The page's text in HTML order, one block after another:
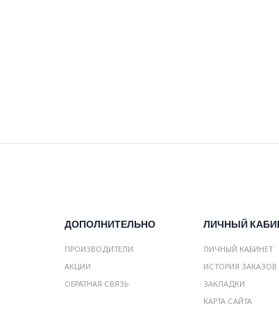
ДОПОЛНИТЕЛЬНО
ПРОИЗВОДИТЕЛИ
АКЦИИ
ОБРАТНАЯ СВЯЗЬ
ЛИЧНЫЙ
ЛИЧНЫЙ КАБИНЕТ
ИСТОРИЯ ЗАКАЗОВ
ЗАКЛАДКИ
КАРТА САЙТА